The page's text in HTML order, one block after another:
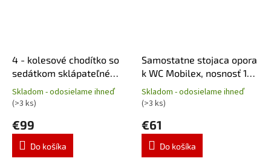
4 - kolesové chodítko so
sedátkom sklápateľné
modré Impala, nosnosť
150 kg
Priemerné
hodnotenie
produktu
je
4,6
z
Skladom - odosielame ihneď
(>3 ks)
€99
Do košíka
Samostatne stojaca opora
k WC Mobilex, nosnosť 150
kg
Priemerné
hodnotenie
produktu
je
4,4
z
Skladom - odosielame ihneď
(>3 ks)
€61
Do košíka